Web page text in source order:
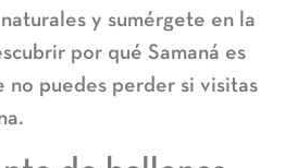
y sumérgete en la
por qué Samaná es
no puedes perder si visitas